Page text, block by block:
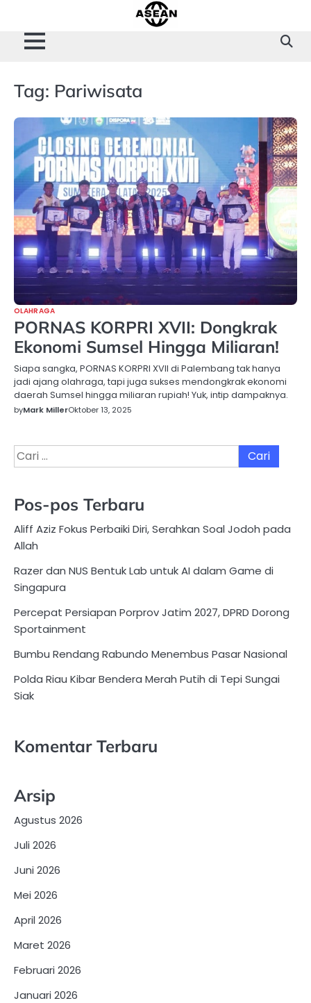
content
Tag: Pariwisata
OLAHRAGA
PORNAS KORPRI XVII: Dongkrak
Ekonomi Sumsel Hingga Miliaran!
Siapa sangka, PORNAS KORPRI XVII di Palembang tak hanya
jadi ajang olahraga, tapi juga sukses mendongkrak ekonomi
daerah Sumsel hingga miliaran rupiah! Yuk, intip dampaknya.
byMark MillerOktober 13, 2025
Cari
untuk:
Pos-pos Terbaru
Aliff Aziz Fokus Perbaiki Diri, Serahkan Soal Jodoh pada
Allah
Razer dan NUS Bentuk Lab untuk AI dalam Game di
Singapura
Percepat Persiapan Porprov Jatim 2027, DPRD Dorong
Sportainment
Bumbu Rendang Rabundo Menembus Pasar Nasional
Polda Riau Kibar Bendera Merah Putih di Tepi Sungai
Siak
Komentar Terbaru
Arsip
Agustus 2026
Juli 2026
Juni 2026
Mei 2026
April 2026
Maret 2026
Februari 2026
Januari 2026